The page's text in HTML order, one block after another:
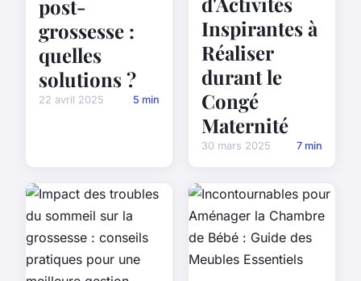
post-
grossesse :
quelles
solutions ?
22 avril 2025 5 min
Inspirantes à
Réaliser
durant le
Congé
Maternité
30 mars 2025 7 min